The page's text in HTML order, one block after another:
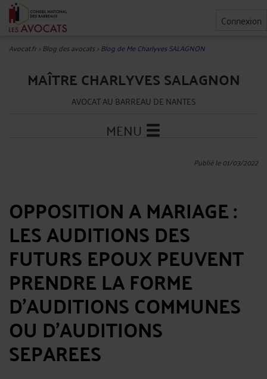
Connexion
Avocat.fr>Blog des avocats>Blog de Me Charlyves SALAGNON
MAÎTRE CHARLYVES SALAGNON
AVOCAT AU BARREAU DE NANTES
MENU
Publié le 01/03/2022
OPPOSITION A MARIAGE :
LES AUDITIONS DES
FUTURS EPOUX PEUVENT
PRENDRE LA FORME
D’AUDITIONS COMMUNES
OU D’AUDITIONS
SEPAREES